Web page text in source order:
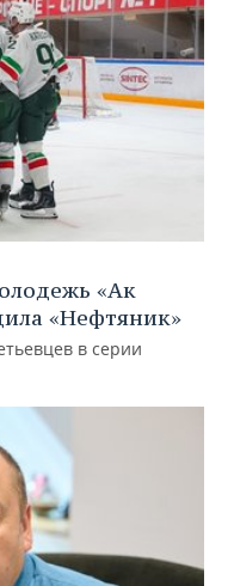
«Ак
«Нефтяник»
в серии